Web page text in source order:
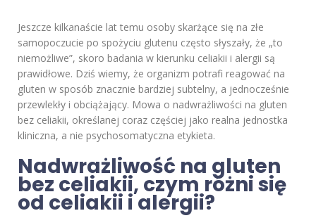
Jeszcze kilkanaście lat temu osoby skarżące się na złe
samopoczucie po spożyciu glutenu często słyszały, że „to
niemożliwe”, skoro badania w kierunku celiakii i alergii są
prawidłowe. Dziś wiemy, że organizm potrafi reagować na
gluten w sposób znacznie bardziej subtelny, a jednocześnie
przewlekły i obciążający. Mowa o nadwrażliwości na gluten
bez celiakii, określanej coraz częściej jako realna jednostka
kliniczna, a nie psychosomatyczna etykieta.
Nadwrażliwość na gluten
bez celiakii, czym różni się
od celiakii i alergii?